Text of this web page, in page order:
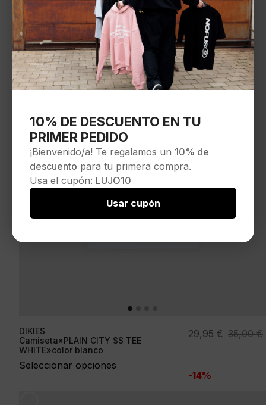
DIKIES
Camiseta»PLAIN CITY SS TEE
WHITE»color blanco
Seleccionar opciones
35,00€
El
era:
29,95 €
El
es:
-14%
10% DE DESCUENTO EN TU
PRIMER PEDIDO
¡Bienvenido/a! Te regalamos un 10% de
descuento para tu primera compra.
Usa el cupón: LUJO10
Usar cupón